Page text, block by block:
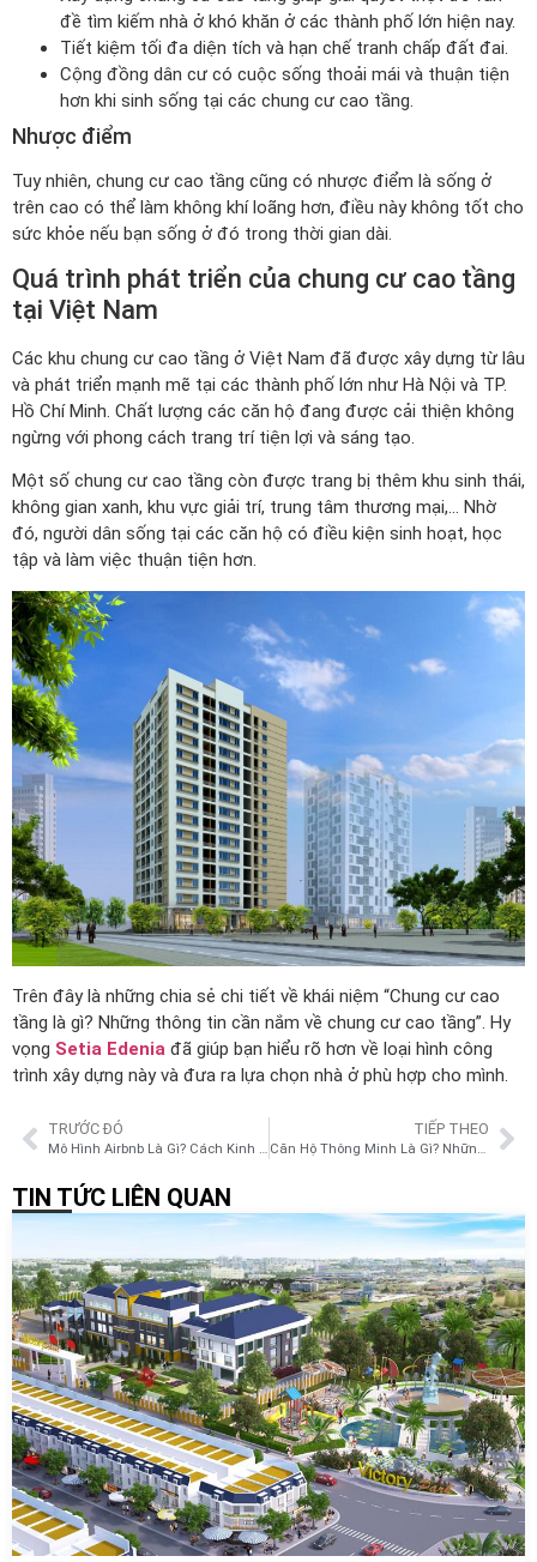
đề tìm kiếm nhà ở khó khăn ở các thành phố lớn hiện nay.
Tiết kiệm tối đa diện tích và hạn chế tranh chấp đất đai.
Cộng đồng dân cư có cuộc sống thoải mái và thuận tiện
hơn khi sinh sống tại các chung cư cao tầng.
Nhược điểm
Tuy nhiên, chung cư cao tầng cũng có nhược điểm là sống ở
trên cao có thể làm không khí loãng hơn, điều này không tốt cho
sức khỏe nếu bạn sống ở đó trong thời gian dài.
Quá trình phát triển của chung cư cao tầng
tại Việt Nam
Các khu chung cư cao tầng ở Việt Nam đã được xây dựng từ lâu
và phát triển mạnh mẽ tại các thành phố lớn như Hà Nội và TP.
Hồ Chí Minh. Chất lượng các căn hộ đang được cải thiện không
ngừng với phong cách trang trí tiện lợi và sáng tạo.
Một số chung cư cao tầng còn được trang bị thêm khu sinh thái,
không gian xanh, khu vực giải trí, trung tâm thương mại,… Nhờ
đó, người dân sống tại các căn hộ có điều kiện sinh hoạt, học
tập và làm việc thuận tiện hơn.
Trên đây là những chia sẻ chi tiết về khái niệm “Chung cư cao
tầng là gì? Những thông tin cần nắm về chung cư cao tầng”. Hy
vọng Setia Edenia đã giúp bạn hiểu rõ hơn về loại hình công
trình xây dựng này và đưa ra lựa chọn nhà ở phù hợp cho mình.
TRƯỚC ĐÓ
Mô Hình Airbnb Là Gì? Cách Kinh Doanh Mô Hình Airbnb Hiệu Quả Tại Việt Nam
TIẾP THEO
Căn Hộ Thông Minh Là Gì? Những Điều Cần Biết Về Căn Hộ Thông Minh Smarthome
TIN TỨC LIÊN QUAN